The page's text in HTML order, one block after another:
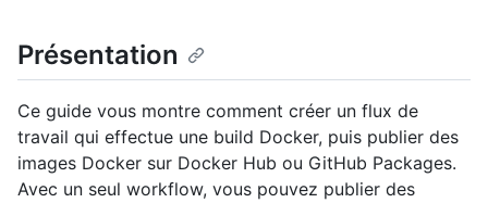
Présentation
Ce guide vous montre comment créer un flux de
travail qui effectue une build Docker, puis publier des
images Docker sur Docker Hub ou GitHub Packages.
Avec un seul workflow, vous pouvez publier des